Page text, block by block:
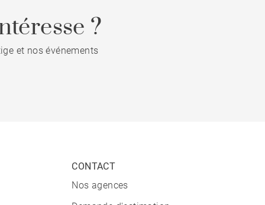
?
et nos événements
CONTACT
Nos agences